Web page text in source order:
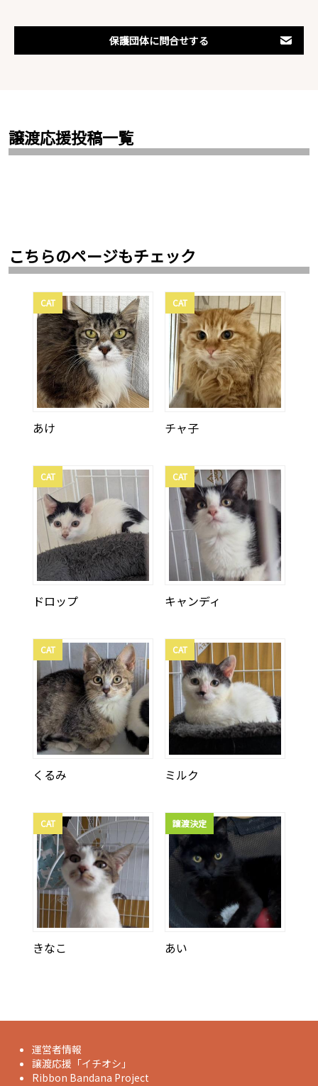
保護団体に問合せする
譲渡応援投稿一覧
こちらのページもチェック
CAT
あけ
CAT
チャ子
CAT
ドロップ
CAT
キャンディ
CAT
くるみ
CAT
ミルク
CAT
きなこ
譲渡決定
あい
運営者情報
譲渡応援「イチオシ」
Ribbon Bandana Project